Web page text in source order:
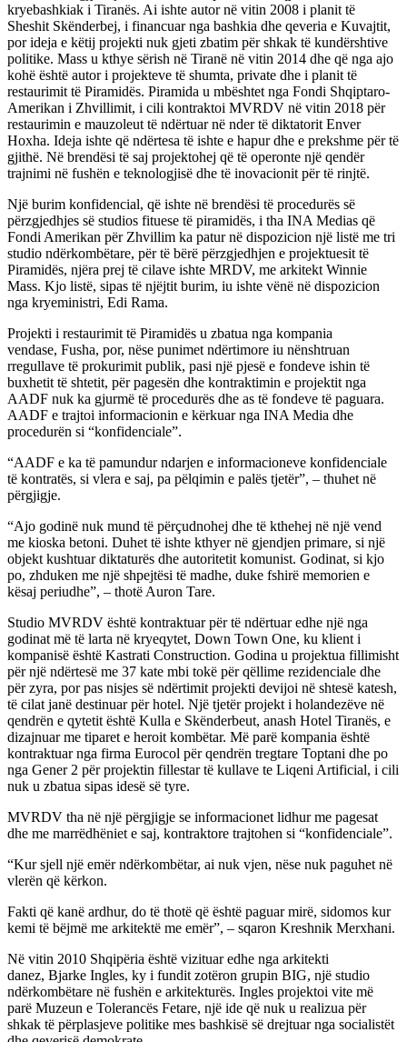
kryebashkiak i Tiranës. Ai ishte autor në vitin 2008 i planit të
Sheshit Skënderbej, i financuar nga bashkia dhe qeveria e Kuvajtit,
por ideja e këtij projekti nuk gjeti zbatim për shkak të kundërshtive
politike. Mass u kthye sërish në Tiranë në vitin 2014 dhe që nga ajo
kohë është autor i projekteve të shumta, private dhe i planit të
restaurimit të Piramidës. Piramida u mbështet nga Fondi Shqiptaro-
Amerikan i Zhvillimit, i cili kontraktoi MVRDV në vitin 2018 për
restaurimin e mauzoleut të ndërtuar në nder të diktatorit Enver
Hoxha. Ideja ishte që ndërtesa të ishte e hapur dhe e prekshme për të
gjithë. Në brendësi të saj projektohej që të operonte një qendër
trajnimi në fushën e teknologjisë dhe të inovacionit për të rinjtë.
Një burim konfidencial, që ishte në brendësi të procedurës së
përzgjedhjes së studios fituese të piramidës, i tha INA Medias që
Fondi Amerikan për Zhvillim ka patur në dispozicion një listë me tri
studio ndërkombëtare, për të bërë përzgjedhjen e projektuesit të
Piramidës, njëra prej të cilave ishte MRDV, me arkitekt Winnie
Mass. Kjo listë, sipas të njëjtit burim, iu ishte vënë në dispozicion
nga kryeministri, Edi Rama.
Projekti i restaurimit të Piramidës u zbatua nga kompania
vendase, Fusha, por, nëse punimet ndërtimore iu nënshtruan
rregullave të prokurimit publik, pasi një pjesë e fondeve ishin të
buxhetit të shtetit, për pagesën dhe kontraktimin e projektit nga
AADF nuk ka gjurmë të procedurës dhe as të fondeve të paguara.
AADF e trajtoi informacionin e kërkuar nga INA Media dhe
procedurën si “konfidenciale”.
“AADF e ka të pamundur ndarjen e informacioneve konfidenciale
të kontratës, si vlera e saj, pa pëlqimin e palës tjetër”, – thuhet në
përgjigje.
“Ajo godinë nuk mund të përçudnohej dhe të kthehej në një vend
me kioska betoni. Duhet të ishte kthyer në gjendjen primare, si një
objekt kushtuar diktaturës dhe autoritetit komunist. Godinat, si kjo
po, zhduken me një shpejtësi të madhe, duke fshirë memorien e
kësaj periudhe”, – thotë Auron Tare.
Studio MVRDV është kontraktuar për të ndërtuar edhe një nga
godinat më të larta në kryeqytet, Down Town One, ku klient i
kompanisë është Kastrati Construction. Godina u projektua fillimisht
për një ndërtesë me 37 kate mbi tokë për qëllime rezidenciale dhe
për zyra, por pas nisjes së ndërtimit projekti devijoi në shtesë katesh,
të cilat janë destinuar për hotel. Një tjetër projekt i holandezëve në
qendrën e qytetit është Kulla e Skënderbeut, anash Hotel Tiranës, e
dizajnuar me tiparet e heroit kombëtar. Më parë kompania është
kontraktuar nga firma Eurocol për qendrën tregtare Toptani dhe po
nga Gener 2 për projektin fillestar të kullave te Liqeni Artificial, i cili
nuk u zbatua sipas idesë së tyre.
MVRDV tha në një përgjigje se informacionet lidhur me pagesat
dhe me marrëdhëniet e saj, kontraktore trajtohen si “konfidenciale”.
“Kur sjell një emër ndërkombëtar, ai nuk vjen, nëse nuk paguhet në
vlerën që kërkon.
Fakti që kanë ardhur, do të thotë që është paguar mirë, sidomos kur
kemi të bëjmë me arkitektë me emër”, – sqaron Kreshnik Merxhani.
Në vitin 2010 Shqipëria është vizituar edhe nga arkitekti
danez, Bjarke Ingles, ky i fundit zotëron grupin BIG, një studio
ndërkombëtare në fushën e arkitekturës. Ingles projektoi vite më
parë Muzeun e Tolerancës Fetare, një ide që nuk u realizua për
shkak të përplasjeve politike mes bashkisë së drejtuar nga socialistët